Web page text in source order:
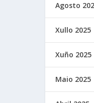
Agosto
Xullo 2025
Xuño 2025
Maio 2025